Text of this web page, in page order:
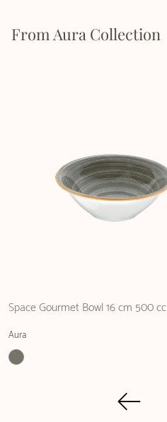
From Aura Collection
Space Gourmet Bowl 16 cm 500 cc
Aura